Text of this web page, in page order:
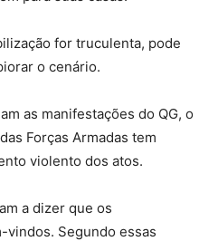
for truculenta, pode
o cenário.
as manifestações do QG, o
Forças Armadas tem
violento dos atos.
a dizer que os
vindos. Segundo essas